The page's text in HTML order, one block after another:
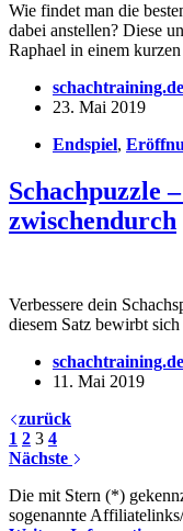
Wie findet man die
dabei anstellen? Diese
Raphael in einem kurzen
schachtraining.de
23. Mai 2019
Endspiel,
Schachpuzzle
zwischendurch
Verbessere dein
diesem Satz bewirbt
schachtraining.de
11. Mai 2019
zurück
1 2 3 4
Nächste
Die mit Stern (*)
sogenannte